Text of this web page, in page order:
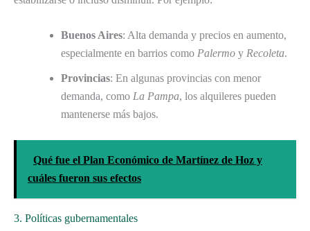
Buenos Aires: Alta demanda y precios en aumento,
especialmente en barrios como Palermo y Recoleta.
Provincias: En algunas provincias con menor
demanda, como La Pampa, los alquileres pueden
mantenerse más bajos.
Qué fue el Plan Económico de Martínez de Hoz y
cuáles fueron sus efectos
3. Políticas gubernamentales